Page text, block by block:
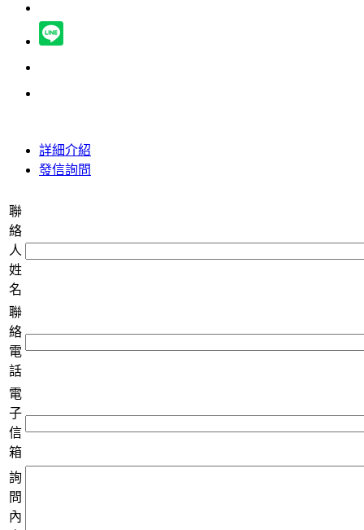
詳細介紹
發信詢問
聯
絡
人
姓
名
聯
絡
電
話
電
子
信
箱
詢
問
內